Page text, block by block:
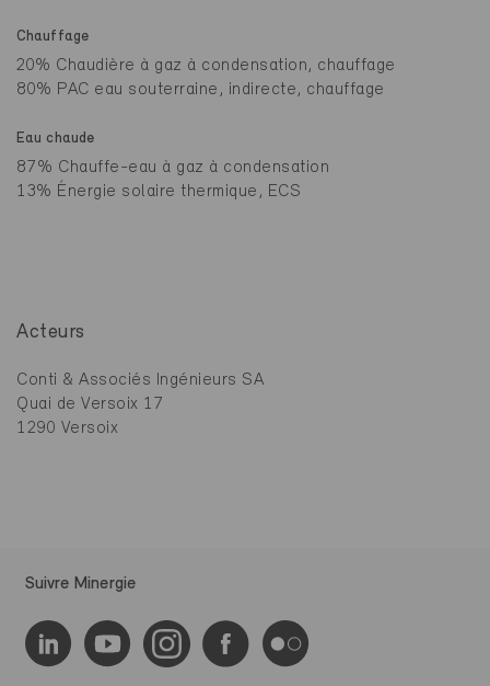
Chauffage
20% Chaudière à gaz à condensation, chauffage
80% PAC eau souterraine, indirecte, chauffage
Eau chaude
87% Chauffe-eau à gaz à condensation
13% Énergie solaire thermique, ECS
Acteurs
Conti & Associés Ingénieurs SA
Quai de Versoix 17
1290 Versoix
Suivre Minergie